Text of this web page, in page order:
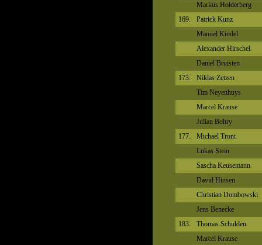
Markus Holderberg
169.
Patrick Kunz
Manuel Kindel
Alexander Hirschel
Daniel Bruisten
173.
Niklas Zetzen
Tim Neyenhuys
Marcel Krause
Julian Bohry
177.
Michael Tront
Lukas Stein
Sascha Keusemann
David Hinsen
Christian Dombowski
Jens Benecke
183.
Thomas Schulden
Marcel Krause